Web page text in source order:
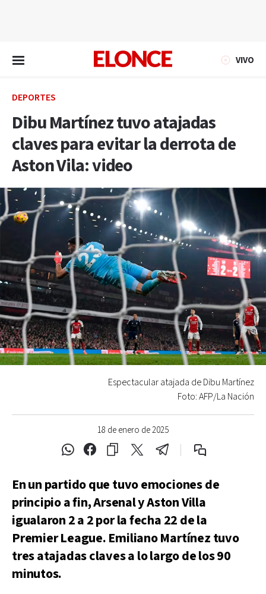
VIVO
DEPORTES
Dibu Martínez tuvo atajadas
claves para evitar la derrota de
Aston Vila: video
18 de enero de 2025
Espectacular atajada de Dibu Martínez
Foto: AFP/La Nación
En un partido que tuvo emociones de
principio a fin, Arsenal y Aston Villa
igualaron 2 a 2 por la fecha 22 de la
Premier League. Emiliano Martínez tuvo
tres atajadas claves a lo largo de los 90
minutos.